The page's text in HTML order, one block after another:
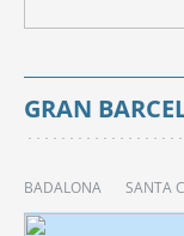
GRAN
BADALONA SANTA